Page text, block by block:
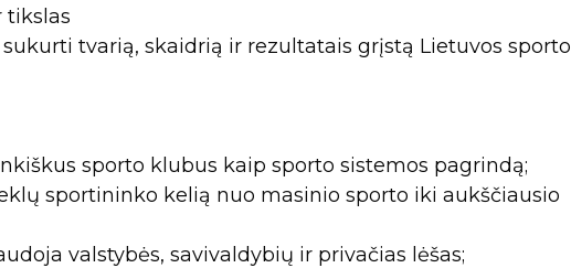
tikslas
tvarią, skaidrią ir rezultatais grįstą Lietuvos sporto
sporto klubus kaip sporto sistemos pagrindą;
sportininko kelią nuo masinio sporto iki aukščiausio
valstybės, savivaldybių ir privačias lėšas;